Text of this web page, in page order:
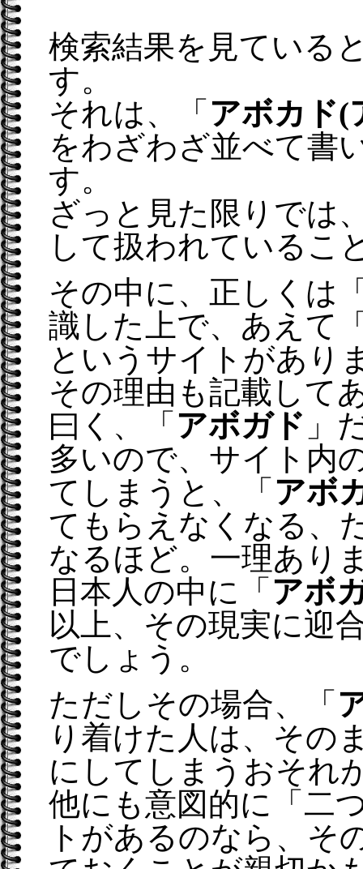
検索結果を見ている
す。
それは、「 アボカド(
をわざわざ並べて書
す。
ざっと見た限りでは
して扱われているこ
その中に、正しくは
識した上で、あえて
というサイトがあり
その理由も記載して
曰く、「 アボガド 」
多いので、サイト内
てしまうと、「 アボ
てもらえなくなる、
なるほど。一理あり
日本人の中に「 アボ
以上、その現実に迎
でしょう。
ただしその場合、「
り着けた人は、その
にしてしまうおそれ
他にも意図的に「二
トがあるのなら、そ